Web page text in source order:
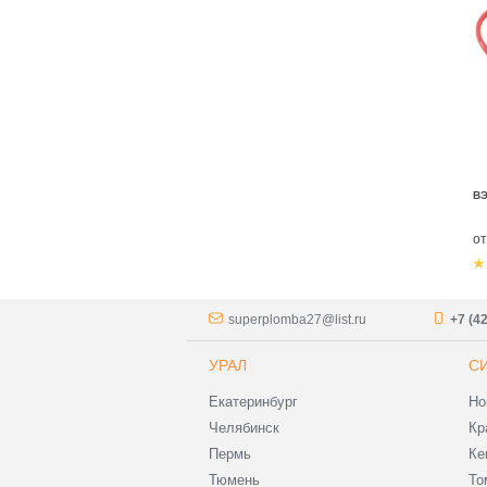
от
superplomba27@list.ru +7
УРАЛ
Екатеринбург
Челябинск
Пермь
Тюмень